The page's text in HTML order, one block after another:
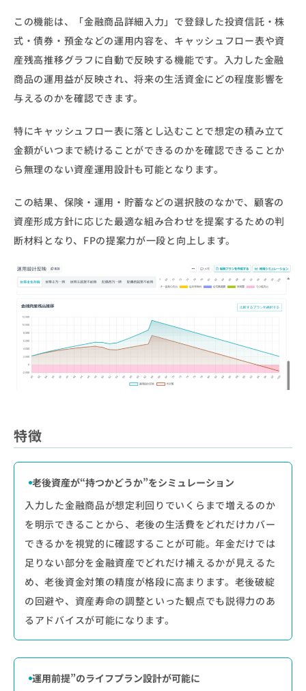
この機能は、「金融商品詳細入力」で登録した投資信託・株
式・債券・預金などの運用内容を、キャッシュフロー表や資
産残高推移グラフに自動で反映する機能です。入力した金融
商品の運用益が反映され、将来の生活資金にどの程度影響を
与えるのかを確認できます。
特にキャッシュフロー表に落とし込むことで想定の積み立て
金額がいつまで続けることができるのかを確認できることか
ら無理のない資産運用設計も可能となります。
この結果、保険・運用・貯蓄などの選択肢のなかで、顧客の
資産形成方針に応じた最適な組み合わせを提案するための判
断材料となり、FPの提案力が一段と向上します。
特徴
老後資産が“持つかどうか”をシミュレーション
入力した金融商品が想定利回りでいくらまで増えるのか
を明示できることから、老後の生活費をどれだけカバー
できるかを視覚的に確認することが可能。年金だけでは
足りない部分を金融資産でどれだけ補えるかが見えるた
め、老後資金対策の精度が格段に高まります。老後破綻
の回避や、資産寿命の調整といった観点でも説得力のあ
るアドバイスが可能になります。
運用前提”のライフプラン設計が可能に